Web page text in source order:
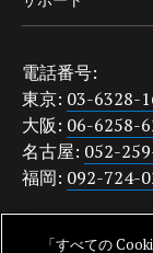
電話番号:
東京: 03-6328-
大阪: 06-6258-
名古屋: 052-
福岡: 092-724-
「すべての